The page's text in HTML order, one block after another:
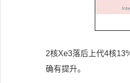
2核Xe3落后上代4核
确有提升。